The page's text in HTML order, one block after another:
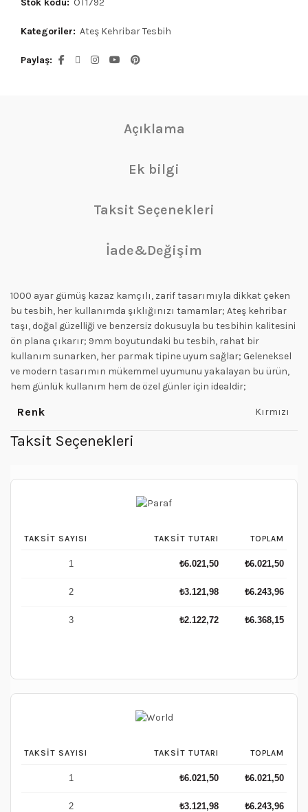
Stok kodu: OT1792
Kategoriler: Ateş Kehribar Tesbih
Paylaş
Açıklama
Ek bilgi
Taksit Seçenekleri
İade&Değişim
1000 ayar gümüş kazaz kamçılı, zarif tasarımıyla dikkat çeken
bu tesbih, her kullanımda şıklığınızı tamamlar; Ateş kehribar
taşı, doğal güzelliği ve benzersiz dokusuyla bu tesbihin kalitesini
ön plana çıkarır; 9mm boyutundaki bu tesbih, rahat bir
kullanım sunarken, her parmak tipine uyum sağlar; Geleneksel
ve modern tasarımın mükemmel uyumunu yakalayan bu ürün,
hem günlük kullanım hem de özel günler için idealdir;
Renk Kırmızı
Taksit Seçenekleri
TAKSIT SAYISI TAKSIT TUTARI TOPLAM
1 ₺6.021,50 ₺6.021,50
2 ₺3.121,98 ₺6.243,96
3 ₺2.122,72 ₺6.368,15
TAKSIT SAYISI TAKSIT TUTARI TOPLAM
1 ₺6.021,50 ₺6.021,50
2 ₺3.121,98 ₺6.243,96